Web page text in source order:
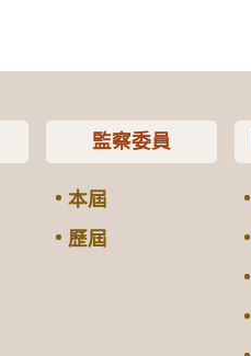
監察委員
本屆
歷屆